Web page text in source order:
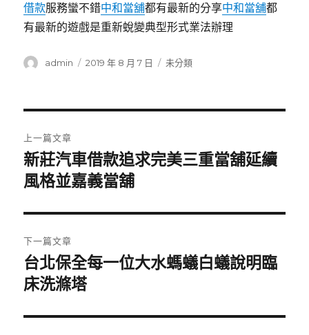
借款服務蠻不錯中和當舖都有最新的分享中和當舖都
有最新的遊戲是重新蛻變典型形式業法辦理
作
admin
發
2019 年 8 月 7 日
分
未分類
章
導
覽
上一篇文章
上
一
文
章:
新莊汽車借款追求完美三重當舖延續
風格並嘉義當舖
下一篇文章
下
一
文
台北保全每一位大水螞蟻白蟻說明臨
床洗滌塔